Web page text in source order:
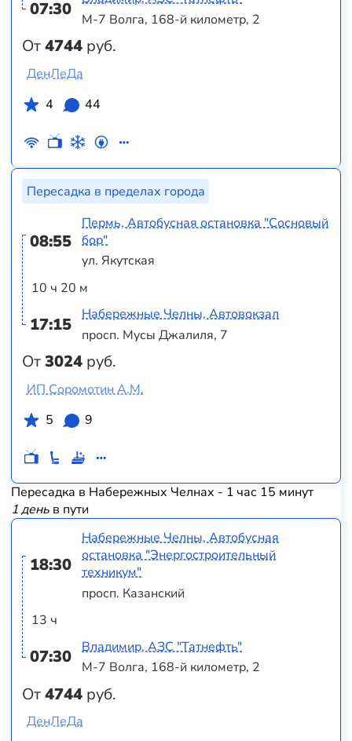
07:30
От4744 руб.
М-7 Волга, 168-й километр, 2
ДенЛеДа
4
44
Пересадка в пределах города
08:55
10 ч 20 м
17:15
От3024 руб.
Пермь, Автобусная остановка "Сосновый
бор"
ул. Якутская
Набережные Челны, Автовокзал
просп. Мусы Джалиля, 7
ИП Соромотин А.М.
5
9
Пересадка в Набережных Челнах - 1 час 15 минут
1 деньв пути
18:30
13 ч
07:30
От4744 руб.
Набережные Челны, Автобусная
остановка "Энергостроительный
техникум"
просп. Казанский
Владимир, АЗС "Татнефть"
М-7 Волга, 168-й километр, 2
ДенЛеДа